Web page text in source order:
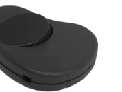
432,12 zł
MĘSKI TOMMY
HILFIGER 1791799 + BOX